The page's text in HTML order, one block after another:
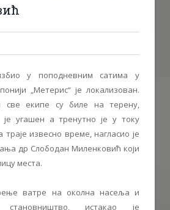
у поподневним сатима у
„Метерис“ је локализован.
све екипе су биле на терену,
угашен а тренутно је у току
извесно време, нагласио је
др Слободан Миленковић који
места.
ватре на околна насеља и
истакао је